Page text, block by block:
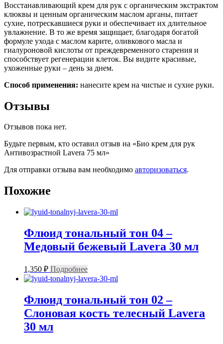
Восстанавливающий крем для рук с органическим экстрактом
клюквы и ценным органическим маслом арганы, питает
сухие, потрескавшиеся руки и обеспечивает их длительное
увлажнение. В то же время защищает, благодаря богатой
формуле ухода с маслом карите, оливкового масла и
гиалуроновой кислоты от преждевременного старения и
способствует регенерации клеток. Вы видите красивые,
ухоженные руки – день за днем.
Способ применения: нанесите крем на чистые и сухие руки.
Отзывы
Отзывов пока нет.
Будьте первым, кто оставил отзыв на «Био крем для рук
Антивозрастной Lavera 75 мл»
Для отправки отзыва вам необходимо авторизоваться.
Похожие
Флюид тональный тон 04 –
Медовый бежевый Lavera 30 мл
1,350 ₽ Подробнее
Флюид тональный тон 02 –
Слоновая кость телесный Lavera
30 мл